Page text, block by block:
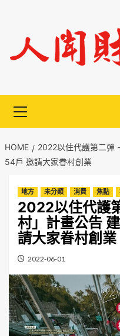
content
Menu
HOME
2022以住代護第二彈
54戶 邀請大家眷村創業
地方 未分類 消費 焦點
2022以住代護
村」計畫公告
請大家眷村創業
2022-06-01